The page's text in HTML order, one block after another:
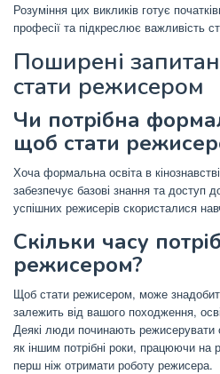
Розуміння цих викликів готує
професії та підкреслює важливість
Поширені
стати режисером
Чи потрібна
щоб стати
Хоча формальна освіта в
забезпечує базові знання та доступ
успішних режисерів скористалися
Скільки часу
режисером?
Щоб стати режисером, може
залежить від вашого походження,
Деякі люди починають режисерувати
як іншим потрібні роки, працюючи на
перш ніж отримати роботу режисера.